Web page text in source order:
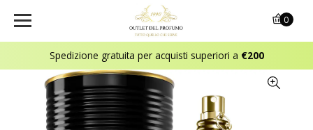
Spedizione gratuita per acquisti superiori a €200
0